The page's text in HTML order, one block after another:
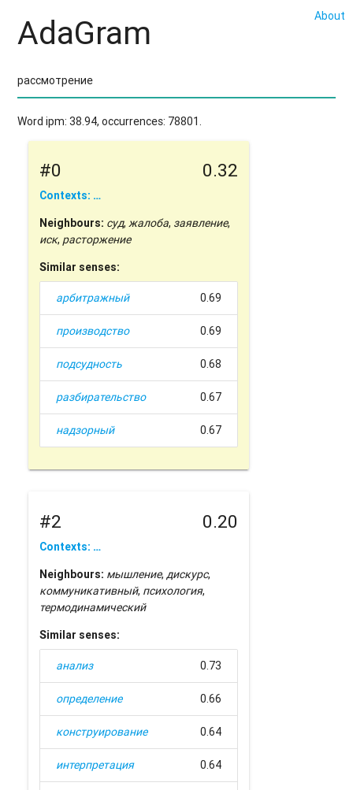
About
AdaGram
Word ipm: 38.94, occurrences: 78801.
#0 0.32
Contexts: …
Neighbours: суд,жалоба, заявление,
иск, расторжение
Similar senses:
арбитражный 0.69
производство 0.69
подсудность 0.68
разбирательство 0.67
надзорный 0.67
#2 0.20
Contexts: …
Neighbours: мышление,дискурс,
коммуникативный, психология,
термодинамический
Similar senses:
анализ 0.73
определение 0.66
конструирование 0.64
интерпретация 0.64